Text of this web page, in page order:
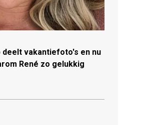
deelt vakantiefoto's en nu
René zo gelukkig